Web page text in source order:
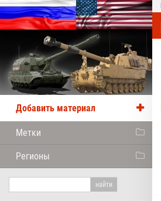
Добавить материал
Метки
Регионы